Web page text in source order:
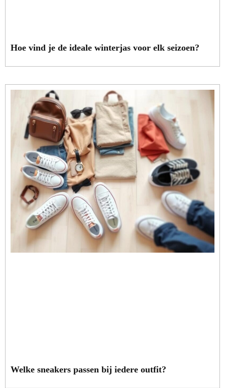
Hoe vind je de ideale winterjas voor elk seizoen?
Welke sneakers passen bij iedere outfit?